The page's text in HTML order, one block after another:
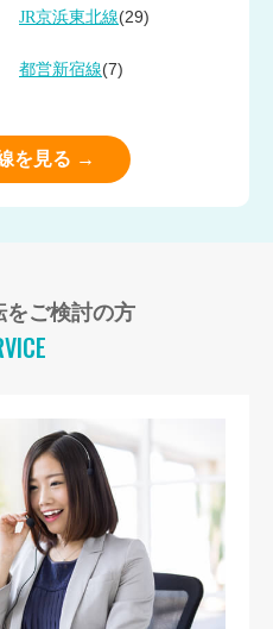
JR京浜東北線(29)
都営新宿線(7)
を見る →
をご検討の方